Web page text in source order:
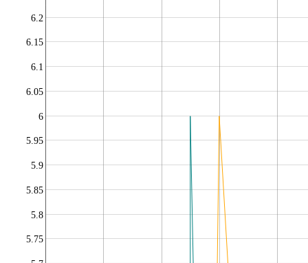
5.75
5.8
5.85
5.9
5.95
6
6.05
6.1
6.15
6.2